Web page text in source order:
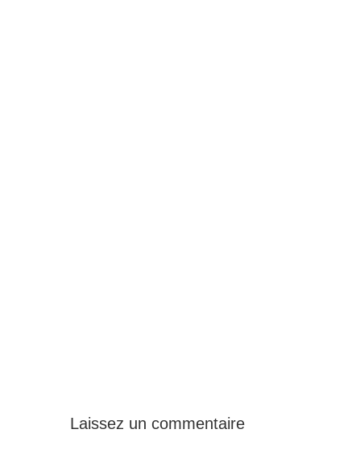
Laissez un commentaire